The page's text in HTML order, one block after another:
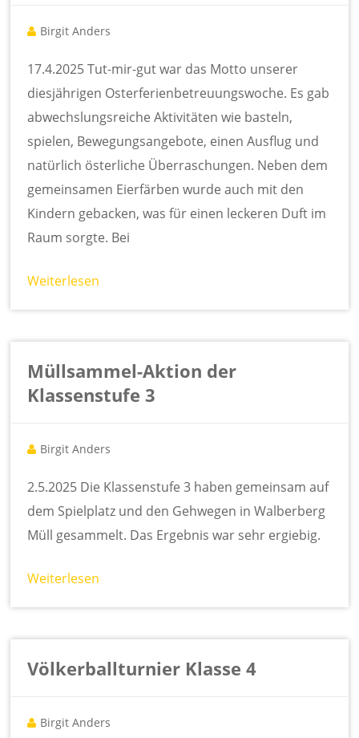
l
S
c
h
ul
e
Birgit Anders
17.4.2025 Tut-mir-gut war das Motto unserer
diesjährigen Osterferienbetreuungswoche. Es gab
abwechslungsreiche Aktivitäten wie basteln,
spielen, Bewegungsangebote, einen Ausflug und
natürlich österliche Überraschungen. Neben dem
gemeinsamen Eierfärben wurde auch mit den
Kindern gebacken, was für einen leckeren Duft im
Raum sorgte. Bei
Weiterlesen
Müllsammel-Aktion der
Klassenstufe 3
Birgit Anders
2.5.2025 Die Klassenstufe 3 haben gemeinsam auf
dem Spielplatz und den Gehwegen in Walberberg
Müll gesammelt. Das Ergebnis war sehr ergiebig.
Weiterlesen
Völkerballturnier Klasse 4
Birgit Anders